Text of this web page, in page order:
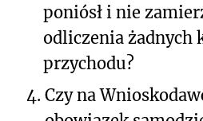
poniósł i nie
odliczenia żadnych
przychodu?
4. Czy na